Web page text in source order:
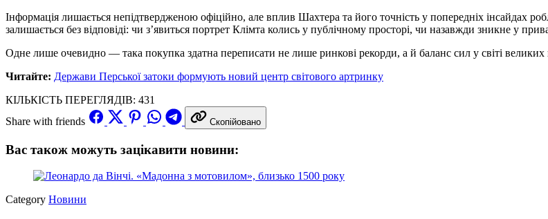
Інформація лишається непідтвердженою офіційно, але вплив Шахтера та його точність у попередніх інсайдах
залишається без відповіді: чи з’явиться портрет Клімта колись у публічному просторі, чи назавжди зникне у
Одне лише очевидно — така покупка здатна переписати не лише ринкові рекорди, а й баланс сил у світі великих
Читайте: Держави Перської затоки формують новий центр світового артринку
КІЛЬКІСТЬ ПЕРЕГЛЯДІВ: 431
Share with friends
Скопійовано
Вас також можуть зацікавити новини:
Category Новини